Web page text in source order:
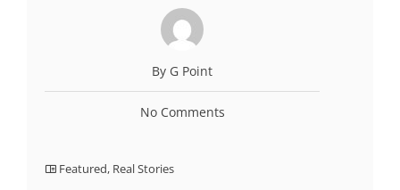
By G Point
No Comments
Featured, Real Stories